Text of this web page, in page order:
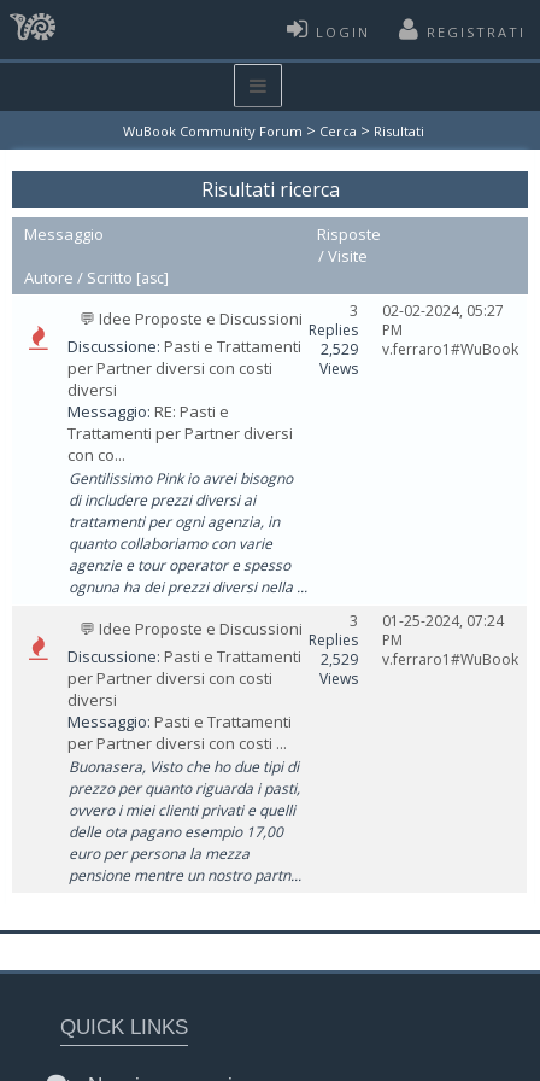
LOGIN REGISTRATI
WuBook Community Forum > Cerca > Risultati
Risultati ricerca
Messaggio
Risposte
/Visite
Autore / Scritto [asc]
💬 Idee Proposte e Discussioni
Discussione: Pasti e Trattamenti
per Partner diversi con costi
diversi
Messaggio: RE: Pasti e
Trattamenti per Partner diversi
con co...
Gentilissimo Pink io avrei bisogno
di includere prezzi diversi ai
trattamenti per ogni agenzia, in
quanto collaboriamo con varie
agenzie e tour operator e spesso
ognuna ha dei prezzi diversi nella ...
3
Replies
2,529
Views
02-02-2024, 05:27
PM
v.ferraro1#WuBook
💬 Idee Proposte e Discussioni
Discussione: Pasti e Trattamenti
per Partner diversi con costi
diversi
Messaggio: Pasti e Trattamenti
per Partner diversi con costi ...
Buonasera, Visto che ho due tipi di
prezzo per quanto riguarda i pasti,
ovvero i miei clienti privati e quelli
delle ota pagano esempio 17,00
euro per persona la mezza
pensione mentre un nostro partn...
3
Replies
2,529
Views
01-25-2024, 07:24
PM
v.ferraro1#WuBook
QUICK LINKS